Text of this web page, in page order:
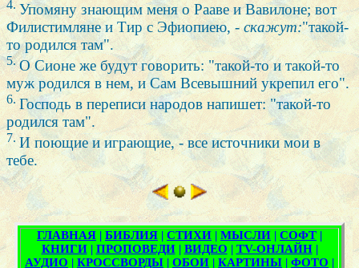
4. Упомяну знающим меня о Рааве и Вавилоне; вот
Филистимляне и Тир с Эфиопиею, -скажут:"такой-
то родился там".
5.О Сионе же будут говорить: "такой-то и такой-то
муж родился в нем, и Сам Всевышний укрепил его".
6.Господь в переписи народов напишет: "такой-то
родился там".
7.И поющие и играющие, - все источники мои в
тебе.